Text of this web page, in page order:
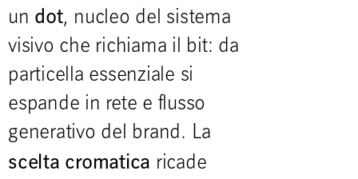
un dot, nucleo del sistema
visivo che richiama il bit: da
particella essenziale si
espande in rete e flusso
generativo del brand. La
scelta cromatica ricade